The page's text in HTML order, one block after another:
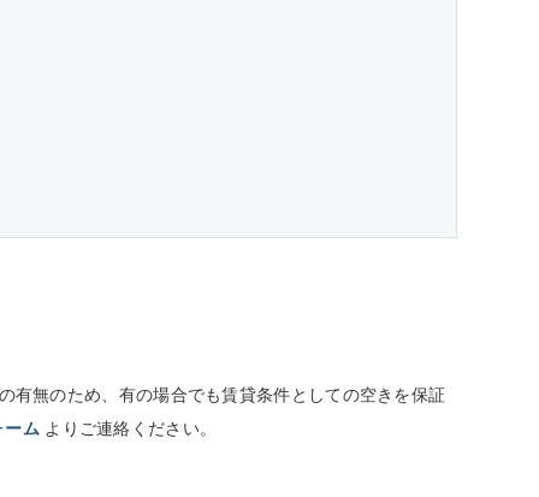
無のため、有の場合でも賃貸条件としての空きを保証
ーム よりご連絡ください。